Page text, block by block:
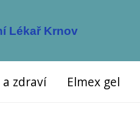
zdraví Elmex gel